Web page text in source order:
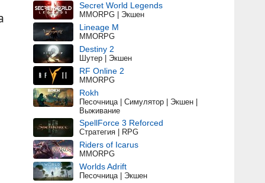
Secret World Legends
MMORPG | Экшен
Lineage M
MMORPG
Destiny 2
Шутер | Экшен
RF Online 2
MMORPG
Rokh
Песочница | Симулятор | Экшен |
Выживание
SpellForce 3 Reforced
Стратегия | RPG
Riders of Icarus
MMORPG
Worlds Adrift
Песочница | Экшен